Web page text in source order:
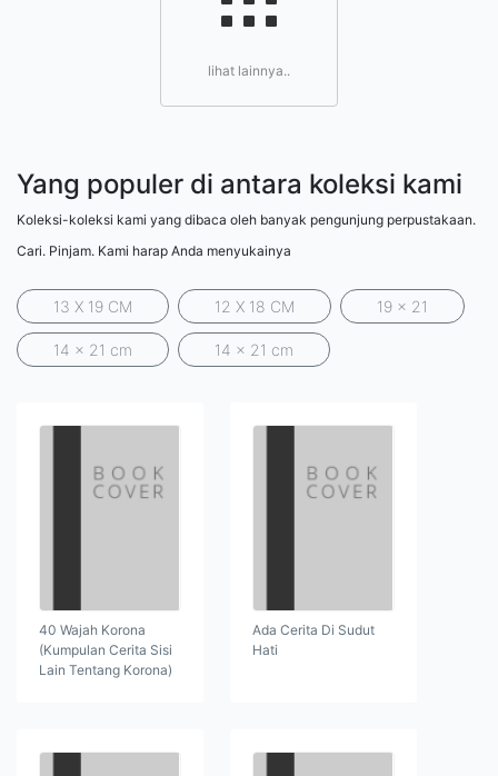
lihat lainnya..
Yang populer di antara koleksi kami
Koleksi-koleksi kami yang dibaca oleh banyak pengunjung perpustakaan.
Cari. Pinjam. Kami harap Anda menyukainya
13 X 19 CM 12 X 18 CM 19 x 21
14 x 21 cm 14 x 21 cm
40 Wajah Korona
(Kumpulan Cerita Sisi
Lain Tentang Korona)
Ada Cerita Di Sudut
Hati